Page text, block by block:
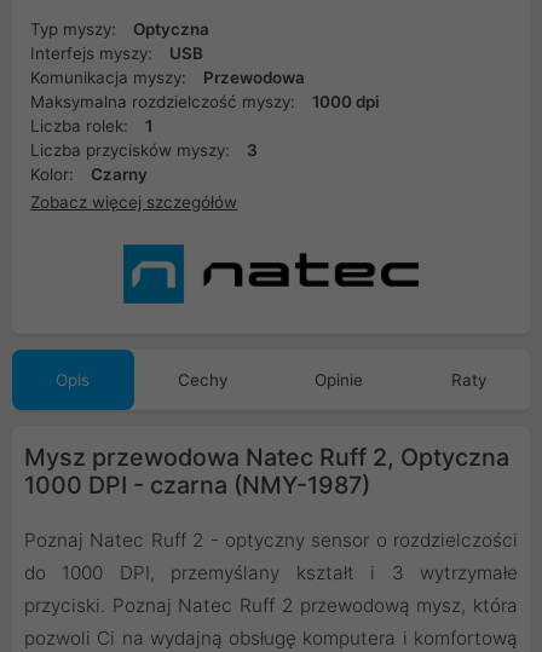
Typ myszy:
Optyczna
Interfejs myszy:
USB
Komunikacja myszy:
Przewodowa
Maksymalna rozdzielczość myszy:
1000 dpi
Liczba rolek:
1
Liczba przycisków myszy:
3
Kolor:
Czarny
Zobacz więcej szczegółów
Opis Cechy Opinie Raty
Mysz przewodowa Natec Ruff 2, Optyczna
1000 DPI - czarna (NMY-1987)
Poznaj Natec Ruff 2 - optyczny sensor o rozdzielczości
do 1000 DPI, przemyślany kształt i 3 wytrzymałe
przyciski. Poznaj Natec Ruff 2 przewodową mysz, która
pozwoli Ci na wydajną obsługę komputera i komfortową